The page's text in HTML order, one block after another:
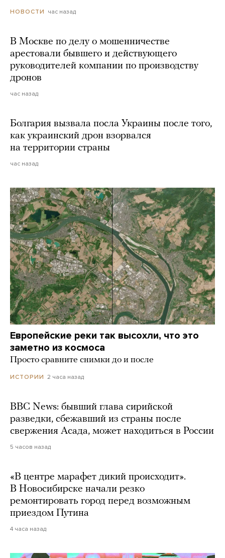
НОВОСТИ час назад
В Москве по делу о мошенничестве
арестовали бывшего и действующего
руководителей компании по производству
дронов
час назад
Болгария вызвала посла Украины после того,
как украинский дрон взорвался
на территории страны
час назад
Европейские реки так высохли, что это
заметно из космоса
Просто сравните снимки до и после
ИСТОРИИ 2 часа назад
BBC News: бывший глава сирийской
разведки, сбежавший из страны после
свержения Асада, может находиться в России
5 часов назад
«В центре марафет дикий происходит».
В Новосибирске начали резко
ремонтировать город перед возможным
приездом Путина
4 часа назад